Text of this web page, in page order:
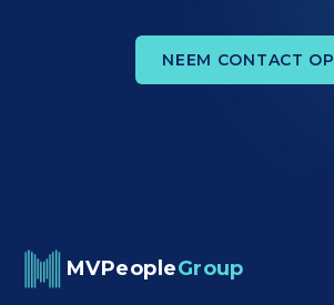
NEEM CONTACT OP
MVPeopleGroup